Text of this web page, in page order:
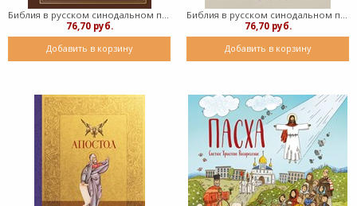
Библия в русском синодальном переводе с полями для записей (коричневая) (твердый)
76,70 руб.
Добавить в корзину
Библия в русском синодальном переводе с полями для записей (твердый)
76,70 руб.
Добавить в корзину